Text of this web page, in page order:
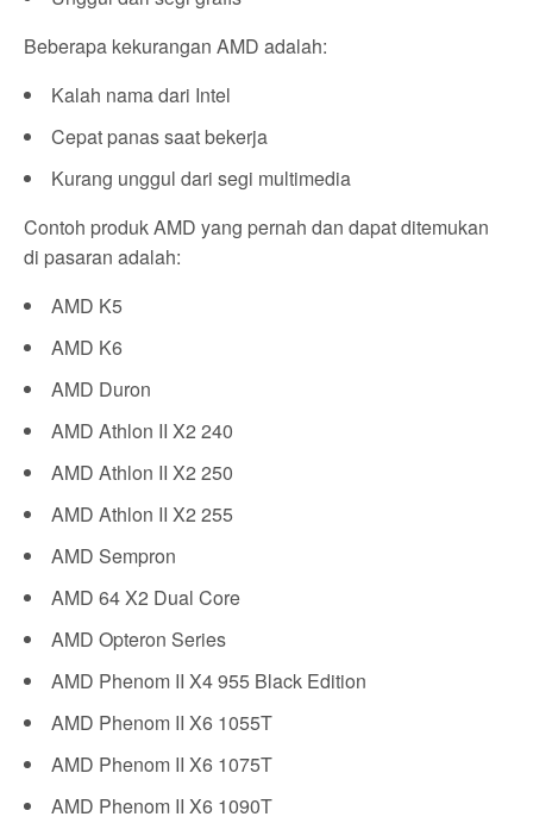
Beberapa kekurangan AMD adalah:
Kalah nama dari Intel
Cepat panas saat bekerja
Kurang unggul dari segi multimedia
Contoh produk AMD yang pernah dan dapat ditemukan
di pasaran adalah:
AMD K5
AMD K6
AMD Duron
AMD Athlon II X2 240
AMD Athlon II X2 250
AMD Athlon II X2 255
AMD Sempron
AMD 64 X2 Dual Core
AMD Opteron Series
AMD Phenom II X4 955 Black Edition
AMD Phenom II X6 1055T
AMD Phenom II X6 1075T
AMD Phenom II X6 1090T